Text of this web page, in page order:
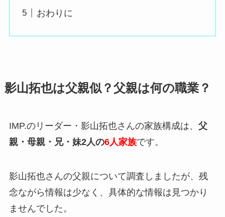
おわりに
影山拓也は父親似？父親は何の職業？
IMP.のリーダー・影山拓也さんの家族構成は、 父
親・母親・兄・妹2人の6人家族です。
影山拓也さんの父親について調査しましたが、残
念ながら情報は少なく、具体的な情報は見つかり
ませんでした 。